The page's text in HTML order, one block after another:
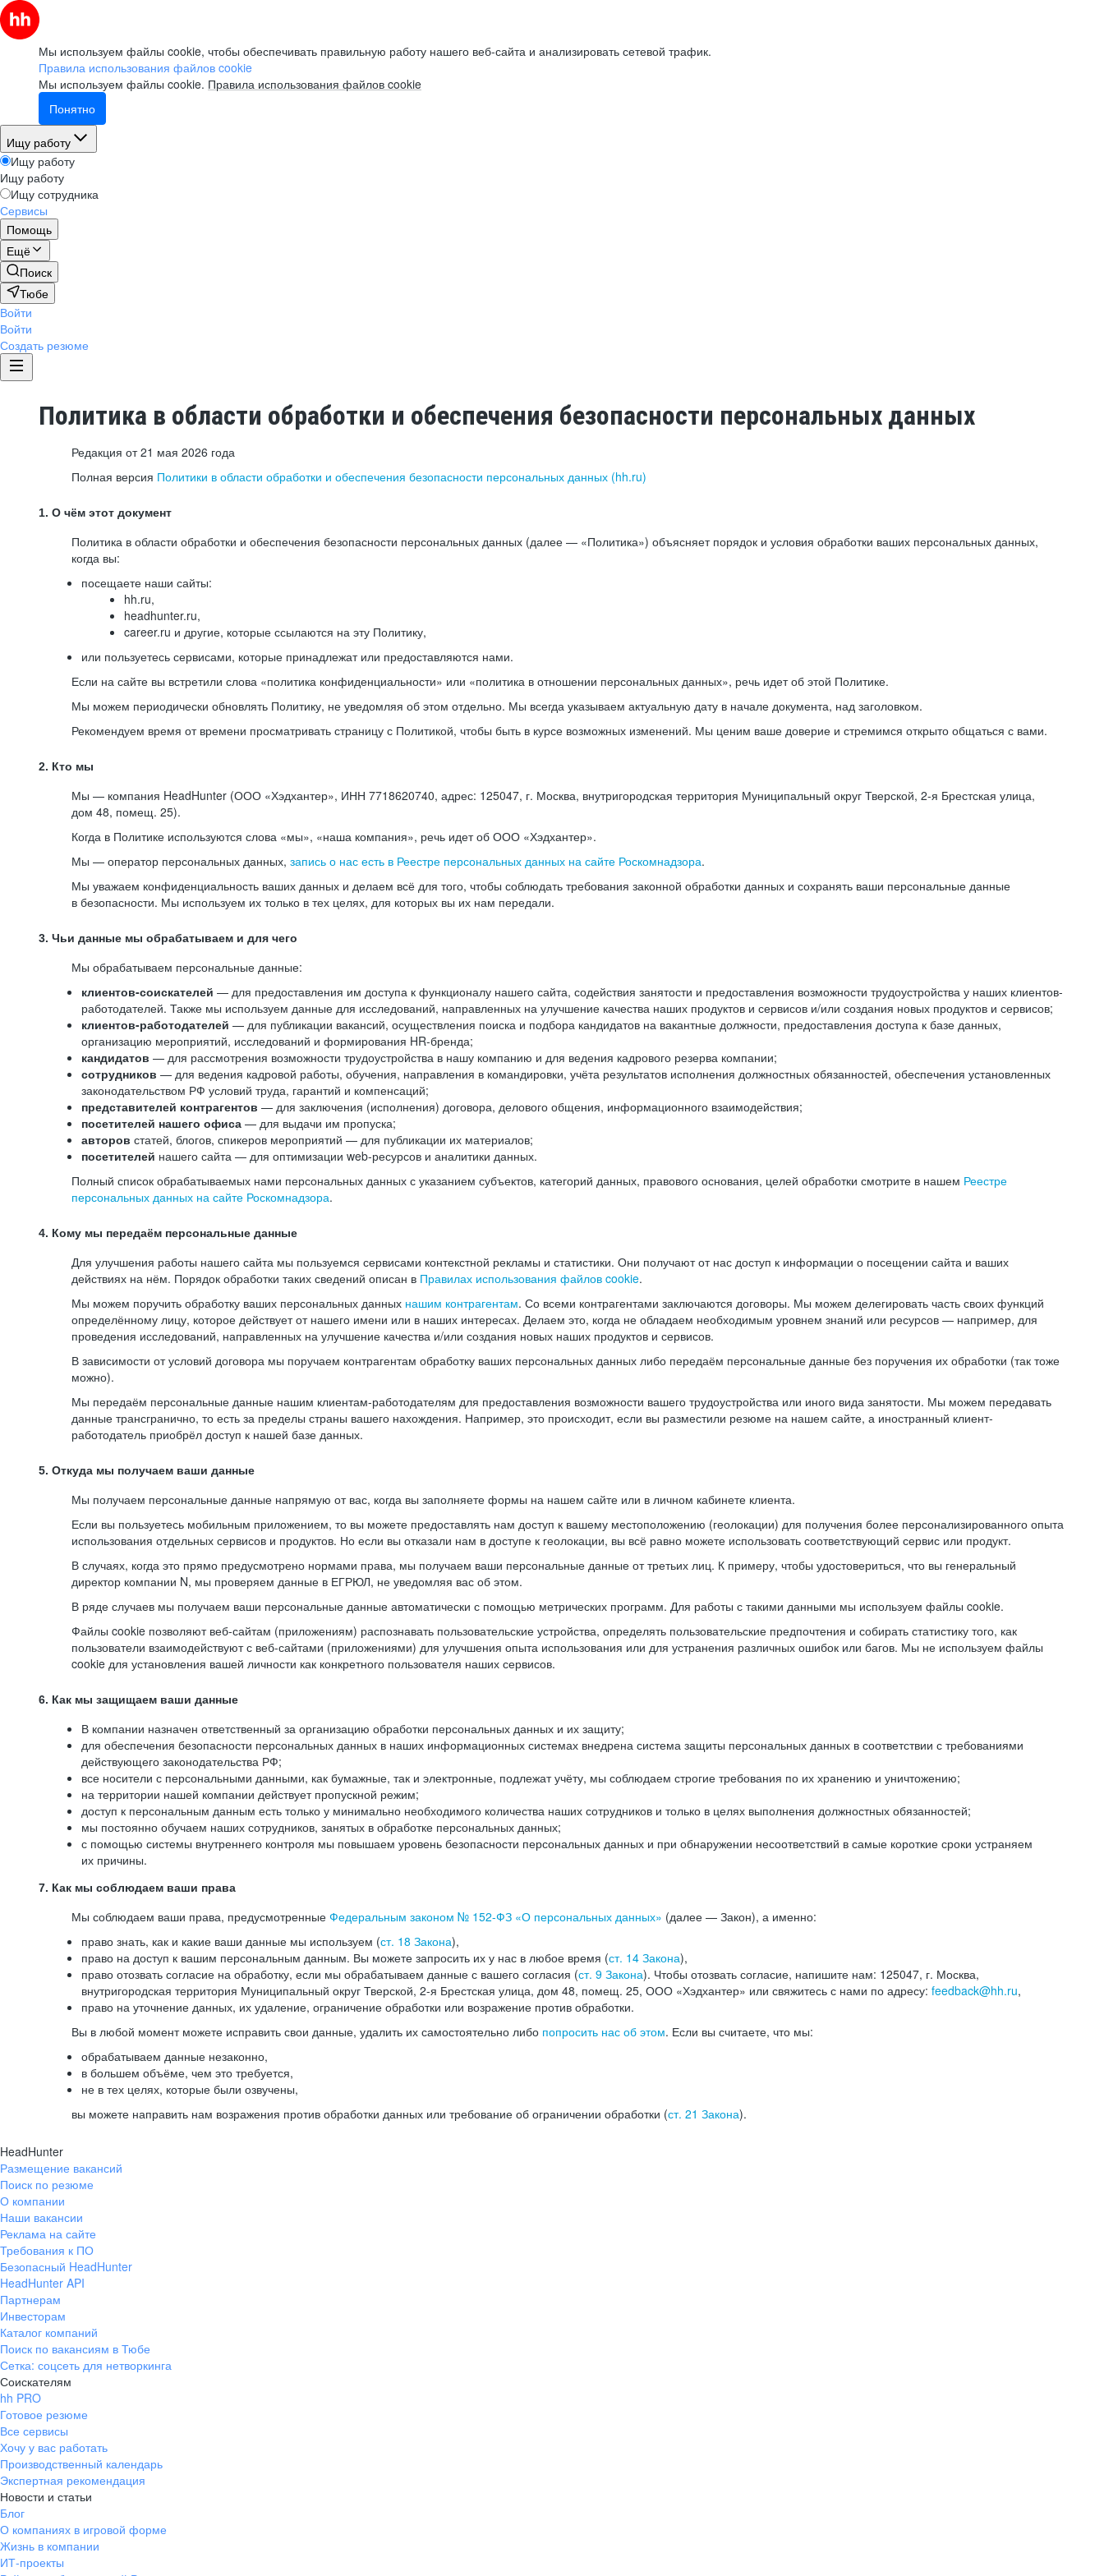
Мы используем файлы cookie, чтобы обеспечивать правильную работу нашего веб-сайта и анализировать сетевой трафик.
Правила использования файлов cookie
Мы используем файлы cookie. Правила использования файлов cookie
Понятно
Ищу работу
Ищу работу
Ищу работу
Ищу сотрудника
Сервисы
Помощь
Ещё
Поиск
Тюбе
Войти
Войти
Создать резюме
Политика в области обработки и обеспечения безопасности персональных данных
Редакция от 21 мая 2026 года
Полная версия Политики в области обработки и обеспечения безопасности персональных данных (hh.ru)
1. О чём этот документ
Политика в области обработки и обеспечения безопасности персональных данных (далее — «Политика») объясняет порядок и условия обработки ваших персональных данных,
когда вы:
посещаете наши сайты:
hh.ru,
headhunter.ru,
career.ru и другие, которые ссылаются на эту Политику,
или пользуетесь сервисами, которые принадлежат или предоставляются нами.
Если на сайте вы встретили слова «политика конфиденциальности» или «политика в отношении персональных данных», речь идет об этой Политике.
Мы можем периодически обновлять Политику, не уведомляя об этом отдельно. Мы всегда указываем актуальную дату в начале документа, над заголовком.
Рекомендуем время от времени просматривать страницу с Политикой, чтобы быть в курсе возможных изменений. Мы ценим ваше доверие и стремимся открыто общаться с вами.
2. Кто мы
Мы — компания HeadHunter (ООО «Хэдхантер», ИНН 7718620740, адрес: 125047, г. Москва, внутригородская территория Муниципальный округ Тверской, 2-я Брестская улица,
дом 48, помещ. 25).
Когда в Политике используются слова «мы», «наша компания», речь идет об ООО «Хэдхантер».
Мы — оператор персональных данных, запись о нас есть в Реестре персональных данных на сайте Роскомнадзора.
Мы уважаем конфиденциальность ваших данных и делаем всё для того, чтобы соблюдать требования законной обработки данных и сохранять ваши персональные данные
в безопасности. Мы используем их только в тех целях, для которых вы их нам передали.
3. Чьи данные мы обрабатываем и для чего
Мы обрабатываем персональные данные:
клиентов-соискателей — для предоставления им доступа к функционалу нашего сайта, содействия занятости и предоставления возможности трудоустройства у наших клиентов-
работодателей. Также мы используем данные для исследований, направленных на улучшение качества наших продуктов и сервисов и/или создания новых продуктов и сервисов;
клиентов-работодателей — для публикации вакансий, осуществления поиска и подбора кандидатов на вакантные должности, предоставления доступа к базе данных,
организацию мероприятий, исследований и формирования HR-бренда;
кандидатов — для рассмотрения возможности трудоустройства в нашу компанию и для ведения кадрового резерва компании;
сотрудников — для ведения кадровой работы, обучения, направления в командировки, учёта результатов исполнения должностных обязанностей, обеспечения установленных
законодательством РФ условий труда, гарантий и компенсаций;
представителей контрагентов — для заключения (исполнения) договора, делового общения, информационного взаимодействия;
посетителей нашего офиса — для выдачи им пропуска;
авторов статей, блогов, спикеров мероприятий — для публикации их материалов;
посетителей нашего сайта — для оптимизации web-ресурсов и аналитики данных.
Полный список обрабатываемых нами персональных данных с указанием субъектов, категорий данных, правового основания, целей обработки смотрите в нашем Реестре
персональных данных на сайте Роскомнадзора.
4. Кому мы передаём персональные данные
Для улучшения работы нашего сайта мы пользуемся сервисами контекстной рекламы и статистики. Они получают от нас доступ к информации о посещении сайта и ваших
действиях на нём. Порядок обработки таких сведений описан в Правилах использования файлов cookie.
Мы можем поручить обработку ваших персональных данных нашим контрагентам. Со всеми контрагентами заключаются договоры. Мы можем делегировать часть своих функций
определённому лицу, которое действует от нашего имени или в наших интересах. Делаем это, когда не обладаем необходимым уровнем знаний или ресурсов — например, для
проведения исследований, направленных на улучшение качества и/или создания новых наших продуктов и сервисов.
В зависимости от условий договора мы поручаем контрагентам обработку ваших персональных данных либо передаём персональные данные без поручения их обработки (так тоже
можно).
Мы передаём персональные данные нашим клиентам-работодателям для предоставления возможности вашего трудоустройства или иного вида занятости. Мы можем передавать
данные трансгранично, то есть за пределы страны вашего нахождения. Например, это происходит, если вы разместили резюме на нашем сайте, а иностранный клиент-
работодатель приобрёл доступ к нашей базе данных.
5. Откуда мы получаем ваши данные
Мы получаем персональные данные напрямую от вас, когда вы заполняете формы на нашем сайте или в личном кабинете клиента.
Если вы пользуетесь мобильным приложением, то вы можете предоставлять нам доступ к вашему местоположению (геолокации) для получения более персонализированного опыта
использования отдельных сервисов и продуктов. Но если вы отказали нам в доступе к геолокации, вы всё равно можете использовать соответствующий сервис или продукт.
В случаях, когда это прямо предусмотрено нормами права, мы получаем ваши персональные данные от третьих лиц. К примеру, чтобы удостовериться, что вы генеральный
директор компании N, мы проверяем данные в ЕГРЮЛ, не уведомляя вас об этом.
В ряде случаев мы получаем ваши персональные данные автоматически с помощью метрических программ. Для работы с такими данными мы используем файлы cookie.
Файлы cookie позволяют веб-сайтам (приложениям) распознавать пользовательские устройства, определять пользовательские предпочтения и собирать статистику того, как
пользователи взаимодействуют с веб-сайтами (приложениями) для улучшения опыта использования или для устранения различных ошибок или багов. Мы не используем файлы
cookie для установления вашей личности как конкретного пользователя наших сервисов.
6. Как мы защищаем ваши данные
В компании назначен ответственный за организацию обработки персональных данных и их защиту;
для обеспечения безопасности персональных данных в наших информационных системах внедрена система защиты персональных данных в соответствии с требованиями
действующего законодательства РФ;
все носители с персональными данными, как бумажные, так и электронные, подлежат учёту, мы соблюдаем строгие требования по их хранению и уничтожению;
на территории нашей компании действует пропускной режим;
доступ к персональным данным есть только у минимально необходимого количества наших сотрудников и только в целях выполнения должностных обязанностей;
мы постоянно обучаем наших сотрудников, занятых в обработке персональных данных;
с помощью системы внутреннего контроля мы повышаем уровень безопасности персональных данных и при обнаружении несоответствий в самые короткие сроки устраняем
их причины.
7. Как мы соблюдаем ваши права
Мы соблюдаем ваши права, предусмотренные Федеральным законом № 152-ФЗ «О персональных данных» (далее — Закон), а именно:
право знать, как и какие ваши данные мы используем (ст. 18 Закона),
право на доступ к вашим персональным данным. Вы можете запросить их у нас в любое время (ст. 14 Закона),
право отозвать согласие на обработку, если мы обрабатываем данные с вашего согласия (ст. 9 Закона). Чтобы отозвать согласие, напишите нам: 125047, г. Москва,
внутригородская территория Муниципальный округ Тверской, 2-я Брестская улица, дом 48, помещ. 25, ООО «Хэдхантер» или свяжитесь с нами по адресу: feedback@hh.ru,
право на уточнение данных, их удаление, ограничение обработки или возражение против обработки.
Вы в любой момент можете исправить свои данные, удалить их самостоятельно либо попросить нас об этом. Если вы считаете, что мы:
обрабатываем данные незаконно,
в большем объёме, чем это требуется,
не в тех целях, которые были озвучены,
вы можете направить нам возражения против обработки данных или требование об ограничении обработки (ст. 21 Закона).
HeadHunter
Размещение вакансий
Поиск по резюме
О компании
Наши вакансии
Реклама на сайте
Требования к ПО
Безопасный HeadHunter
HeadHunter API
Партнерам
Инвесторам
Каталог компаний
Поиск по вакансиям в Тюбе
Сетка: соцсеть для нетворкинга
Соискателям
hh PRO
Готовое резюме
Все сервисы
Хочу у вас работать
Производственный календарь
Экспертная рекомендация
Новости и статьи
Блог
О компаниях в игровой форме
Жизнь в компании
ИТ-проекты